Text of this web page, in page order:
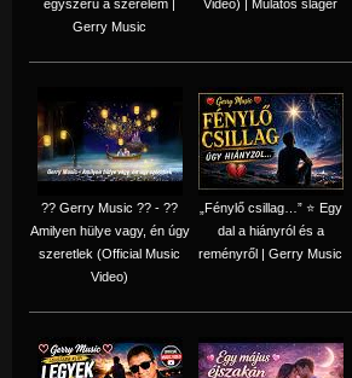
egyszerű a szerelem |
Gerry Music
Video) | Mulatós sláger
?? Gerry Music ?? - ??
Amilyen hülye vagy, én úgy
szeretlek (Official Music
Video)
„Fénylő csillag…” ⭐ Egy
dal a hiányról és a
reményről | Gerry Music